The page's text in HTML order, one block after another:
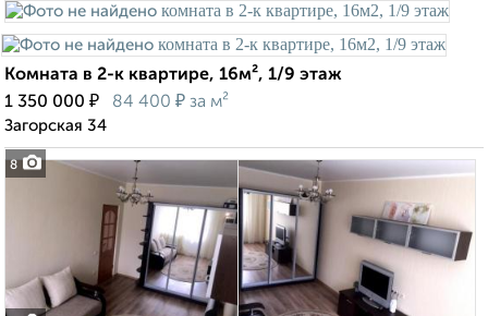
8
Комната в 2-к квартире, 16м², 1/9 этаж
1 350 000 ₽ 84 400 ₽ за м²
Загорская 34